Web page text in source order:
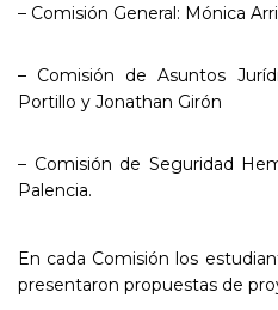
– Comisión General: Mónica
– Comisión de Asuntos
Portillo y Jonathan Girón
– Comisión de Seguridad
Palencia.
En cada Comisión los
presentaron propuestas de